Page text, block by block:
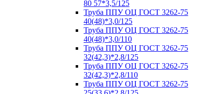
80 57*3,5/125
Труба ППУ ОЦ ГОСТ 3262-75
40(48)*3,0/125
Труба ППУ ОЦ ГОСТ 3262-75
40(48)*3,0/110
Труба ППУ ОЦ ГОСТ 3262-75
32(42,3)*2,8/125
Труба ППУ ОЦ ГОСТ 3262-75
32(42,3)*2,8/110
Труба ППУ ОЦ ГОСТ 3262-75